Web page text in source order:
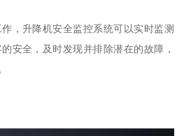
，升降机安全监控系统可以实时监测
安全，及时发现并排除潜在的故障，